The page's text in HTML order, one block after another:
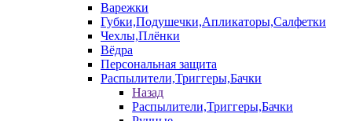
Варежки
Губки,Подушечки,Апликаторы,Салфетки
Чехлы,Плёнки
Вёдра
Персональная защита
Распылители,Триггеры,Бачки
Назад
Распылители,Триггеры,Бачки